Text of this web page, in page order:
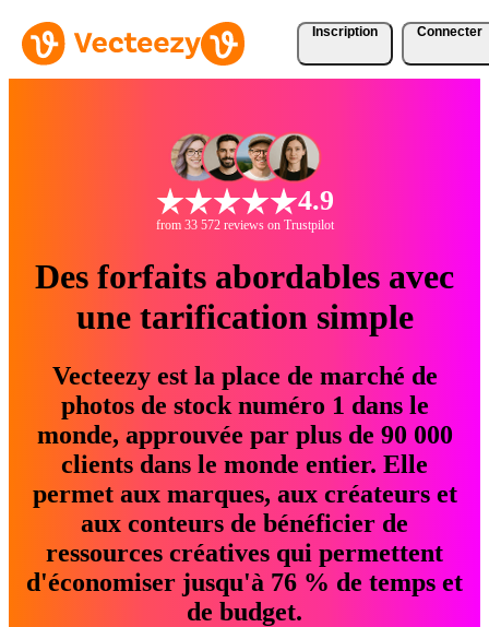
Inscription Connecter
4.9
from 33 572 reviews on Trustpilot
Des forfaits abordables avec
une tarification simple
Vecteezy est la place de marché de
photos de stock numéro 1 dans le
monde, approuvée par plus de 90 000
clients dans le monde entier. Elle
permet aux marques, aux créateurs et
aux conteurs de bénéficier de
ressources créatives qui permettent
d'économiser jusqu'à 76 % de temps et
de budget.